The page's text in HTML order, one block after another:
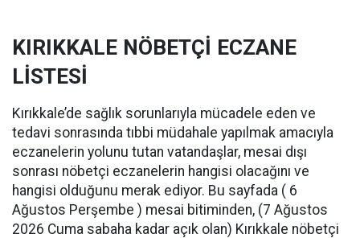
KIRIKKALE NÖBETÇİ ECZANE
LİSTESİ
Kırıkkale’de sağlık sorunlarıyla mücadele eden ve
tedavi sonrasında tıbbi müdahale yapılmak amacıyla
eczanelerin yolunu tutan vatandaşlar, mesai dışı
sonrası nöbetçi eczanelerin hangisi olacağını ve
hangisi olduğunu merak ediyor. Bu sayfada ( 6
Ağustos Perşembe ) mesai bitiminden, (7 Ağustos
2026 Cuma sabaha kadar açık olan) Kırıkkale nöbetçi